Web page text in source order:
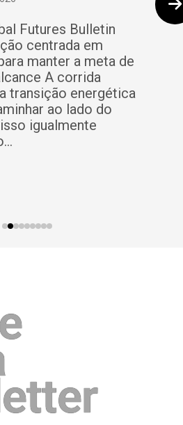
Futures Bulletin
centrada em
manter a meta de
A corrida
transição energética
ao lado do
igualmente